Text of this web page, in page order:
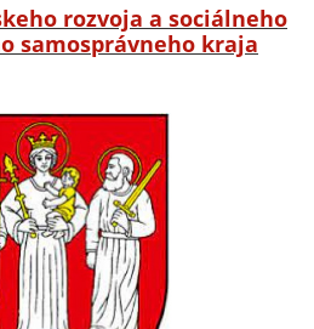
rozvoja a sociálneho
samosprávneho kraja